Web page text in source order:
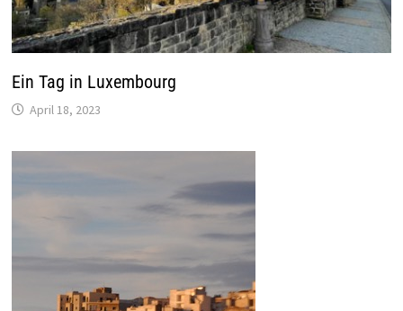
Ein Tag in Luxembourg
April 18, 2023